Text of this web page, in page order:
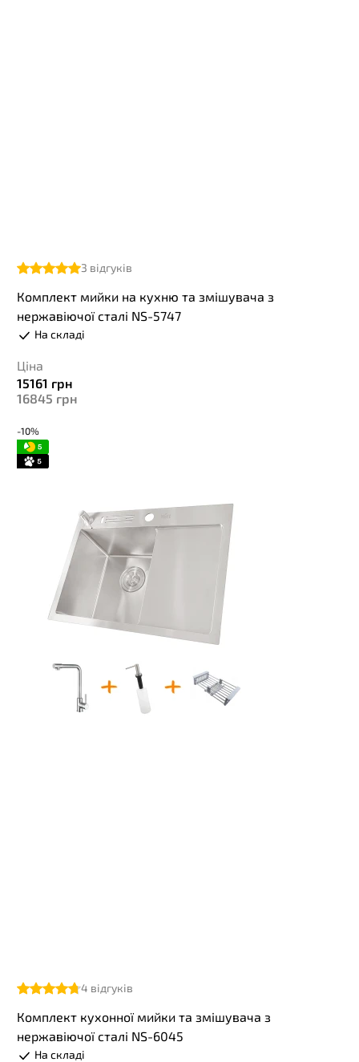
3 відгуків
Комплект мийки на кухню та змішувача з
нержавіючої сталі NS-5747
На складі
Ціна
15161 грн
16845 грн
-10%
4 відгуків
Комплект кухонної мийки та змішувача з
нержавіючої сталі NS-6045
На складі